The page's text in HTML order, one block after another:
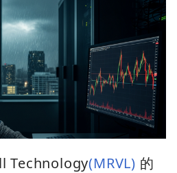
Technology(MRVL) 的